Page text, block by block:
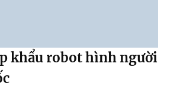
khẩu robot hình người